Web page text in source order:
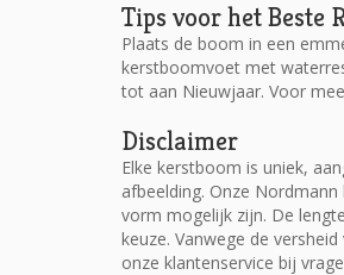
Tips voor het Beste
Plaats de boom in een
kerstboomvoet met
tot aan Nieuwjaar. Voor
Disclaimer
Elke kerstboom is uniek,
afbeelding. Onze
vorm mogelijk zijn. De
keuze. Vanwege de
onze klantenservice bij